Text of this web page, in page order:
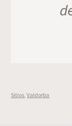
Sitios ,Valdorba